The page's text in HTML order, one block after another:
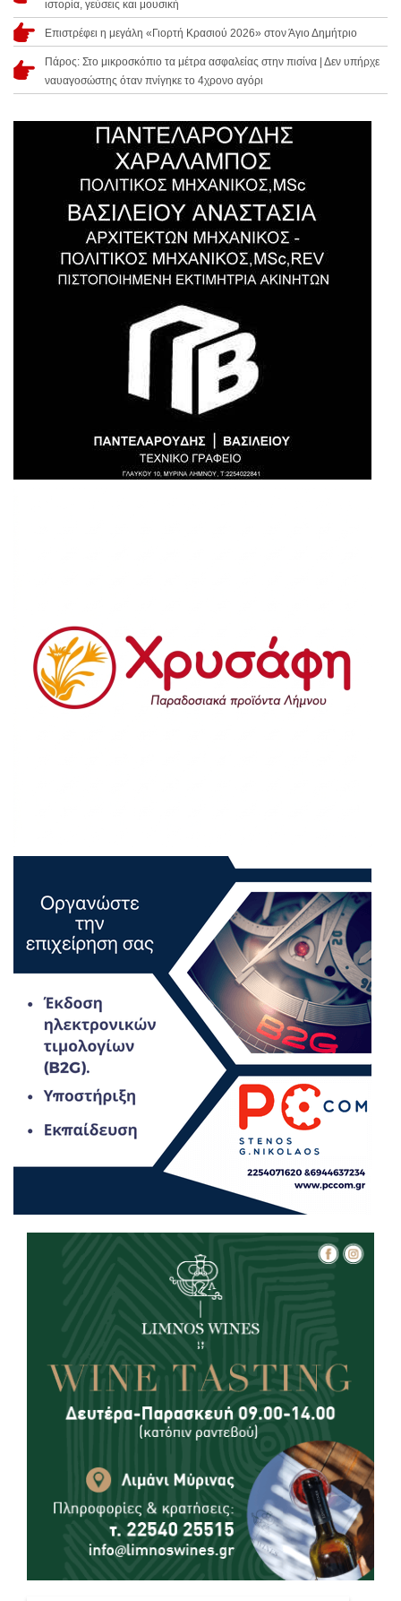
ιστορία, γεύσεις και μουσική
Επιστρέφει η μεγάλη «Γιορτή Κρασιού 2026» στον Άγιο Δημήτριο
Πάρος: Στο μικροσκόπιο τα μέτρα ασφαλείας στην πισίνα | Δεν υπήρχε
ναυαγοσώστης όταν πνίγηκε το 4χρονο αγόρι